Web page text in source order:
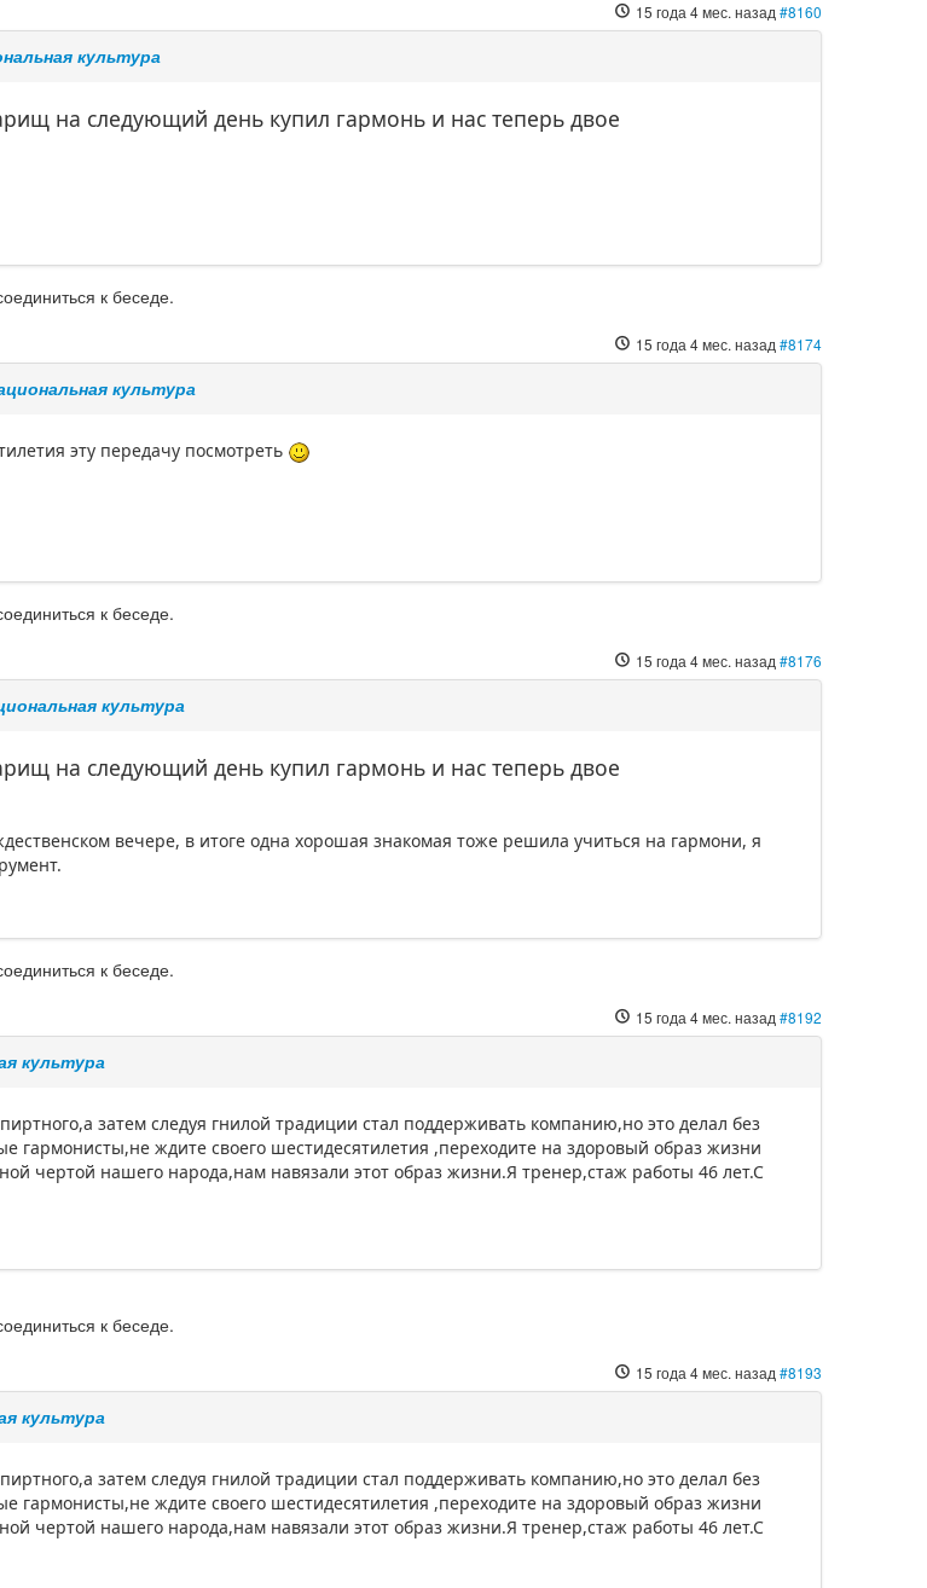
15 года 4 мес. назад #8160
культура
на следующий день купил гармонь и нас теперь двое
к беседе.
15 года 4 мес. назад #8174
культура
эту передачу посмотреть
к беседе.
15 года 4 мес. назад #8176
культура
на следующий день купил гармонь и нас теперь двое
вечере, в итоге одна хорошая знакомая тоже решила учиться на гармони, я
к беседе.
15 года 4 мес. назад #8192
культура
затем следуя гнилой традиции стал поддерживать компанию,но это делал без
ждите своего шестидесятилетия ,переходите на здоровый образ жизни
чертой нашего народа,нам навязали этот образ жизни.Я тренер,стаж работы 46 лет.С
к беседе.
15 года 4 мес. назад #8193
культура
затем следуя гнилой традиции стал поддерживать компанию,но это делал без
ждите своего шестидесятилетия ,переходите на здоровый образ жизни
чертой нашего народа,нам навязали этот образ жизни.Я тренер,стаж работы 46 лет.С